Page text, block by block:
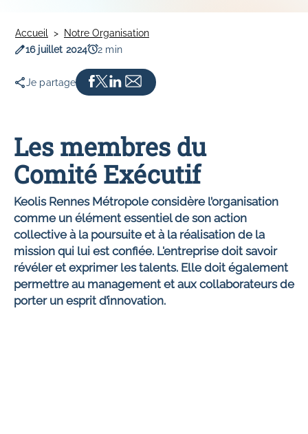
Plan Climat Air Energie Territorial
Conduite
L'EXPÉRIENCE KEOLIS RENNES MÉTROPOLE
Bien-être au travail
Nos offres d'emplois
Accueil
Notre Organisation
Date de publication
16 juillet 2024 Temps de lecture
2 min
Je partage
Les membres du
Comité Exécutif
Keolis Rennes Métropole considère l’organisation
comme un élément essentiel de son action
collective à la poursuite et à la réalisation de la
mission qui lui est confiée. L'entreprise doit savoir
révéler et exprimer les talents. Elle doit également
permettre au management et aux collaborateurs de
porter un esprit d’innovation.